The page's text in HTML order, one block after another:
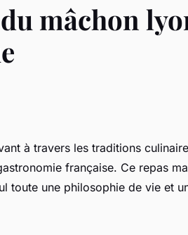
mâchon
à travers les traditions
française. Ce repas
toute une philosophie de vie et